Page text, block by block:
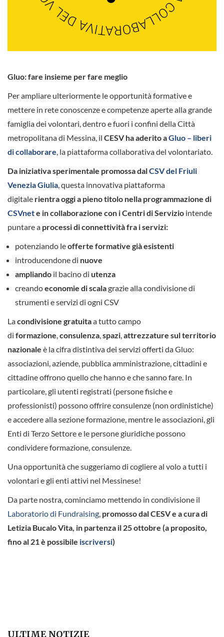
Gluo: fare insieme per fare meglio
Per ampliare ulteriormente le opportunità formative e
mettere in rete conoscenze e competenze aperte alla grande
famiglia dei volontari, dentro e fuori i confini della Città
metropolitana di Messina, il CESV ha aderito aGluo – liberi
di collaborare , la piattaforma collaborativa del volontariato.
Da iniziativa sperimentale promossa dalCSV del Friuli
Venezia Giulia , questa innovativa piattaforma
digitale rientra oggi a pieno titolo nella programmazione di
CSVnete in collaborazione con i Centri di Servizio intende
puntare a processi di connettività fra i servizi:
potenziando leofferte formative già esistenti
introducendone di nuove
ampliando il bacino di utenza
creandoeconomie di scalagrazie alla condivisione di
strumenti e servizi di ogni CSV
Lacondivisione gratuitaa tutto campo
di formazione consulenza spazi attrezzature sul territorio
nazionale è la cifra distintiva dei servizi offerti da Gluo:
associazioni, aziende, pubblica amministrazione, cittadini e
cittadine offrono quello che hanno e che sanno fare. In
particolare, gli utenti registrati (persone fisiche e
professionisti) possono offrire consulenze (non ordinistiche)
e accedere alla sezione formazione, mentre le associazioni, gli
Enti di Terzo Settore e le persone giuridiche possono
condividere formazione, consulenze.
Una opportunità che suggeriamo di cogliere al volo a tutti i
volontari e gli enti attivi nel Messinese!
Da parte nostra, cominciamo mettendo in condivisione il
Laboratorio di Fundraising promosso dal CESV e a cura di
Letizia Bucalo Vita, in partenza il 25 ottobre (a proposito,
fino al 21 è possibile iscriversi)
ULTIME NOTIZIE